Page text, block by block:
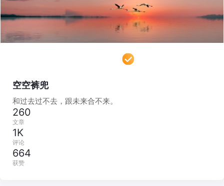
空空裤兜
和过去过不去，跟未来合不来。
260
文章
1K
评论
664
获赞